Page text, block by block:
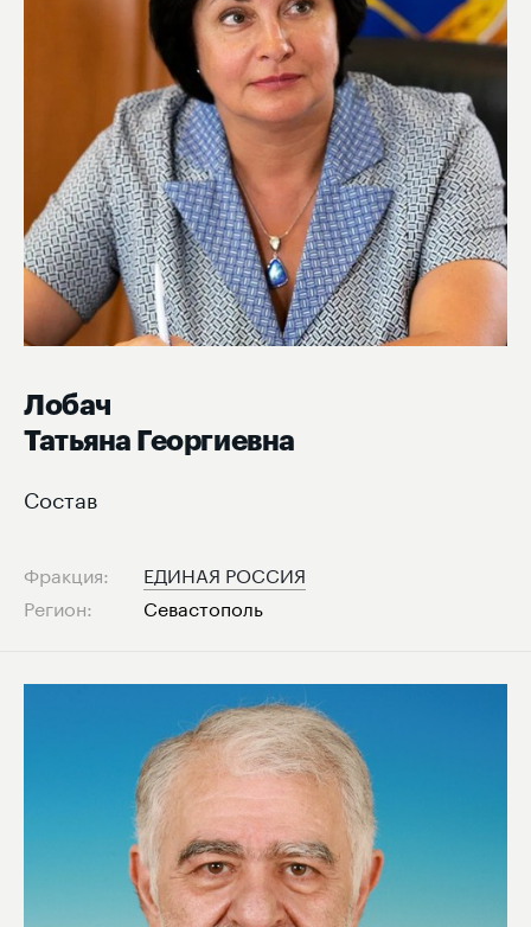
Лобач
Татьяна Георгиевна
Состав
Фракция:
ЕДИНАЯ РОССИЯ
Регион:
Севастополь